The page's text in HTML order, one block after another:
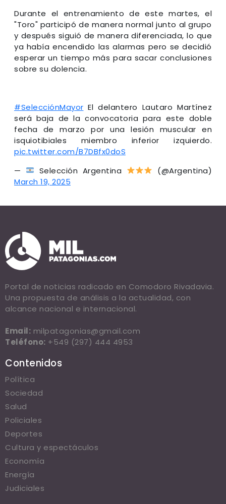
Durante el entrenamiento de este martes, el
"Toro" participó de manera normal junto al grupo
y después siguió de manera diferenciada, lo que
ya había encendido las alarmas pero se decidió
esperar un tiempo más para sacar conclusiones
sobre su dolencia.
#SelecciónMayor El delantero Lautaro Martínez
será baja de la convocatoria para este doble
fecha de marzo por una lesión muscular en
isquiotibiales miembro inferior izquierdo.
pic.twitter.com/B7DBfx0doS
—
Selección Argentina
(@Argentina)
March 19, 2025
Portal de noticias radicado en Comodoro Rivadavia.
Una propuesta de análisis a la actualidad, con
alcance nacional e internacional.
Email: milpatagonias@gmail.com
Teléfono: +549 (297) 444 4953
Contenidos
Política
Sociedad
Salud
Policiales
Deportes
Cultura y espectáculos
Economía
Energía
Judiciales